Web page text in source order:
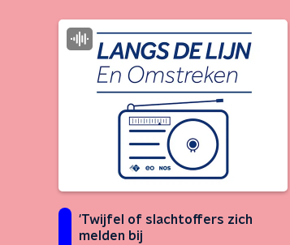
'Twijfel of slachtoffers zich
melden bij